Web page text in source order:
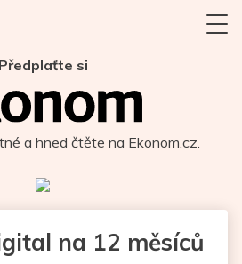
Předplaťte si
a hned čtěte na Ekonom.cz.
na 12 měsíců